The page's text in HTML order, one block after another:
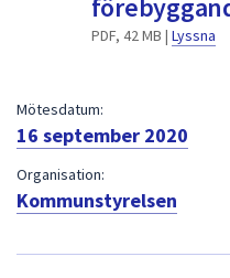
PDF, 42 MB | Lyssna
Mötesdatum:
16 september 2020
Organisation:
Kommunstyrelsen